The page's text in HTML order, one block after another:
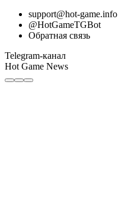
support@hot-game.info
@HotGameTGBot
Обратная связь
Telegram-канал
Hot Game News